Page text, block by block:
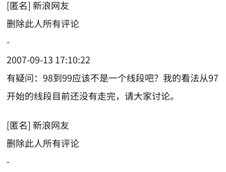
[匿名] 新浪网友
删除此人所有评论
-
2007-09-13 17:10:22
有疑问：98到99应该不是一个线段吧？我的看法从97
开始的线段目前还没有走完，请大家讨论。
[匿名] 新浪网友
删除此人所有评论
-